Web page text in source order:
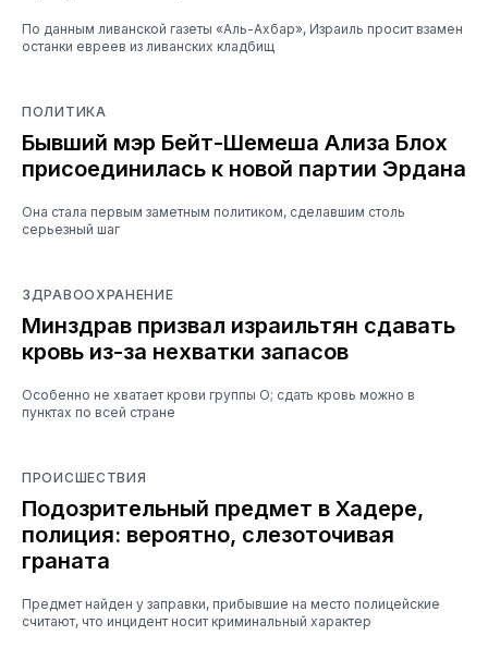
По данным ливанской газеты «Аль-Ахбар», Израиль просит взамен
останки евреев из ливанских кладбищ
ПОЛИТИКА
Бывший мэр Бейт-Шемеша Ализа Блох
присоединилась к новой партии Эрдана
Она стала первым заметным политиком, сделавшим столь
серьезный шаг
ЗДРАВООХРАНЕНИЕ
Минздрав призвал израильтян сдавать
кровь из-за нехватки запасов
Особенно не хватает крови группы O; сдать кровь можно в
пунктах по всей стране
ПРОИСШЕСТВИЯ
Подозрительный предмет в Хадере,
полиция: вероятно, слезоточивая
граната
Предмет найден у заправки, прибывшие на место полицейские
считают, что инцидент носит криминальный характер